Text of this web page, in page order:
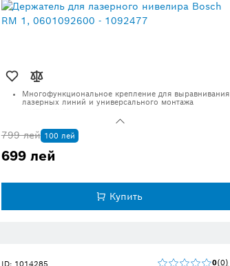
Многофункциональное крепление для выравнивания
лазерных линий и универсального монтажа
799 лей 100 лей
699 лей
Купить
ID: 1014285 0 0